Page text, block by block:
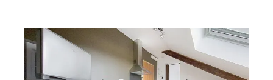
CHOLET 49
, 2 pièces